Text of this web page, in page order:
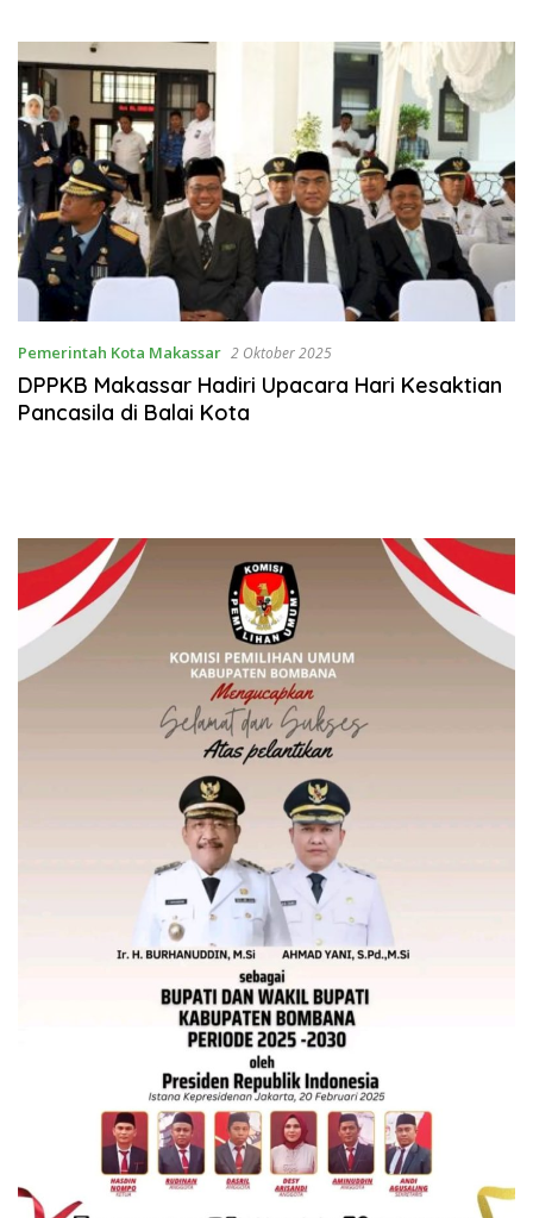
Pemerintah Kota Makassar 2 Oktober 2025
DPPKB Makassar Hadiri Upacara Hari Kesaktian
Pancasila di Balai Kota